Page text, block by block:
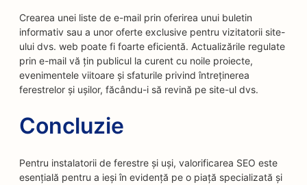
Crearea unei liste de e-mail prin oferirea unui buletin
informativ sau a unor oferte exclusive pentru vizitatorii site-
ului dvs. web poate fi foarte eficientă. Actualizările regulate
prin e-mail vă țin publicul la curent cu noile proiecte,
evenimentele viitoare și sfaturile privind întreținerea
ferestrelor și ușilor, făcându-i să revină pe site-ul dvs.
Concluzie
Pentru instalatorii de ferestre și uși, valorificarea SEO este
esențială pentru a ieși în evidență pe o piață specializată și